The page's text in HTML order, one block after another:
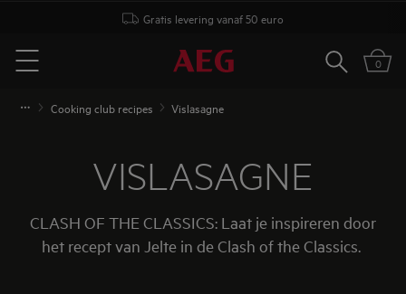
Gratis levering vanaf 50 euro
Menu
Zoeken0
Cooking club recipes Vislasagne
VISLASAGNE
CLASH OF THE CLASSICS: Laat je inspireren door
het recept van Jelte in de Clash of the Classics.